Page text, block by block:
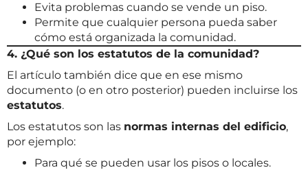
Evita problemas cuando se vende un piso.
Permite que cualquier persona pueda saber
cómo está organizada la comunidad.
4. ¿Qué son los estatutos de la comunidad?
El artículo también dice que en ese mismo
documento (o en otro posterior) pueden incluirse los
estatutos.
Los estatutos son las normas internas del edificio,
por ejemplo:
Para qué se pueden usar los pisos o locales.